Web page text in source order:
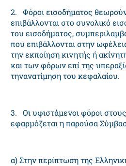
2. Φόροι εισοδήματος
επιβάλλονται στο συνολικό
του εισοδήματος,
που επιβάλλονται στην
την εκποίηση κινητής ή
και των φόρων επί της
τηνανατίμηση του κεφαλαίου.
3. Oι υφιστάμενοι φόροι
εφαρμόζεται η παρούσα
α) Στην περίπτωση της